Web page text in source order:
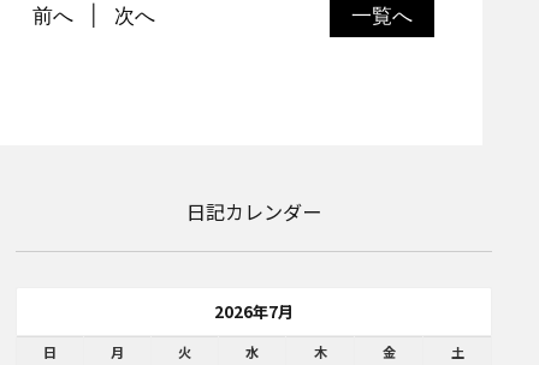
一覧へ
前へ 次へ
日記カレンダー
2026年7月
日 月 火 水 木 金 土